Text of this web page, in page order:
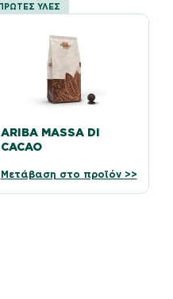
ΥΛΕΣ
ARIBA MASSA DI
CACAO
Μετάβαση στο προϊόν >>